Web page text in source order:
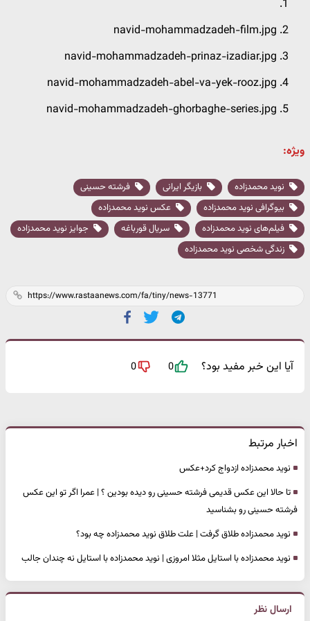
navid-mohammadzadeh-film.jpg
navid-mohammadzadeh-prinaz-izadiar.jpg
navid-mohammadzadeh-abel-va-yek-rooz.jpg
navid-mohammadzadeh-ghorbaghe-series.jpg
ویژه:
نوید محمدزاده بازیگر ایرانی
فرشته حسینی
بیوگرافی نوید محمدزاده
عکس نوید محمدزاده
فیلم‌های نوید محمدزاده
سریال قورباغه
جوایز نوید محمدزاده
زندگی شخصی نوید محمدزاده
آیا این خبر مفید بود؟ 0
0
اخبار مرتبط
نوید محمدزاده ازدواج کرد+عکس
تا حالا این عکس قدیمی فرشته حسینی رو دیده بودین ؟ | عمرا اگر تو این عکس
فرشته حسینی رو بشناسید
نوید محمدزاده طلاق گرفت | علت طلاق نوید محمدزاده چه بود؟
نوید محمدزاده با استایل مثلا امروزی | نوید محمدزاده با استایل نه چندان جالب
ارسال نظر